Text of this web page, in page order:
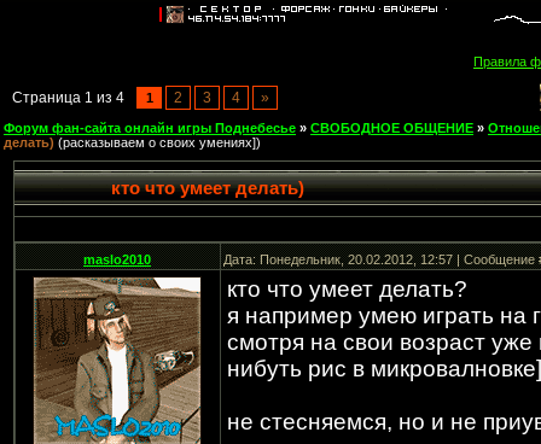
Правила
Страница 1 из 4 1 2 3 4 »
Форум фан-сайта онлайн игры Поднебесье » СВОБОДНОЕ ОБЩЕНИЕ »
делать) (расказываем о своих умениях])
кто что умеет делать)
maslo2010 Дата: Понедельник, 20.02.2012, 12:57 | Сообщение
кто что умеет делать?
я например умею играть на
смотря на свои возраст уже
нибуть рис в микровалновке]
не стесняемся, но и не